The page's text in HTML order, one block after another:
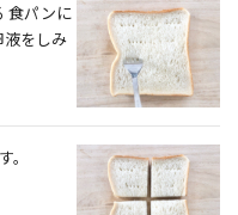
食パンに
液をしみ